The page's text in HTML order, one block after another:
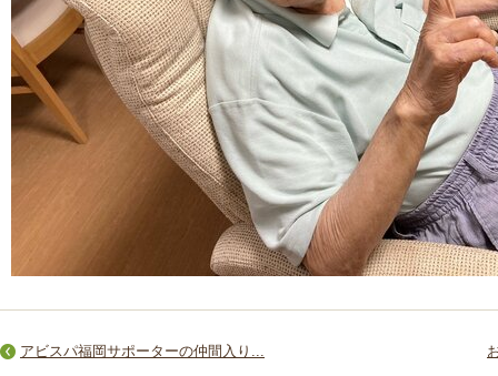
アビスパ福岡サポーターの仲間入り...